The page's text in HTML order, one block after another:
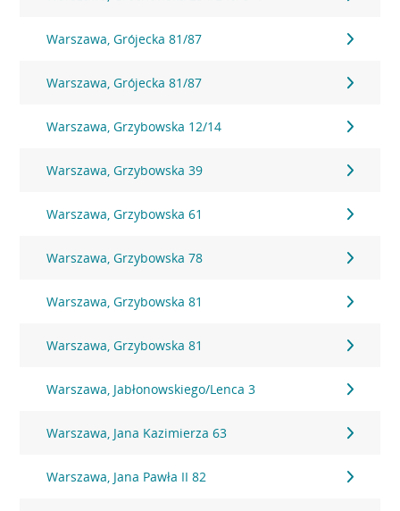
Warszawa, Grójecka 81/87
Warszawa, Grójecka 81/87
Warszawa, Grzybowska 12/14
Warszawa, Grzybowska 39
Warszawa, Grzybowska 61
Warszawa, Grzybowska 78
Warszawa, Grzybowska 81
Warszawa, Grzybowska 81
Warszawa, Jabłonowskiego/Lenca 3
Warszawa, Jana Kazimierza 63
Warszawa, Jana Pawła II 82